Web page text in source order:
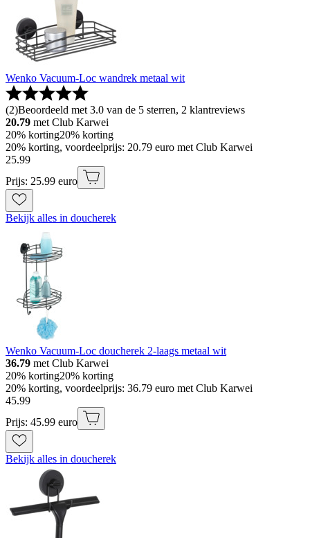
Wenko Vacuum-Loc wandrek metaal wit
(2)Beoordeeld met 3.0 van de 5 sterren, 2 klantreviews
20.79 met Club Karwei
20% korting20% korting
20% korting, voordeelprijs: 20.79 euro met Club Karwei
25.99
Prijs: 25.99 euro
Bekijk alles in doucherek
Wenko Vacuum-Loc doucherek 2-laags metaal wit
36.79 met Club Karwei
20% korting20% korting
20% korting, voordeelprijs: 36.79 euro met Club Karwei
45.99
Prijs: 45.99 euro
Bekijk alles in doucherek